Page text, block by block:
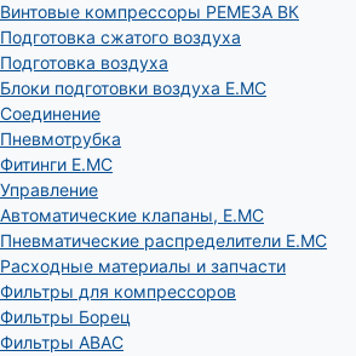
Винтовые компрессоры РЕМЕЗА ВК
Подготовка сжатого воздуха
Подготовка воздуха
Блоки подготовки воздуха E.MC
Соединение
Пневмотрубка
Фитинги E.MC
Управление
Автоматические клапаны, Е.МС
Пневматические распределители E.MC
Расходные материалы и запчасти
Фильтры для компрессоров
Фильтры Борец
Фильтры ABAC